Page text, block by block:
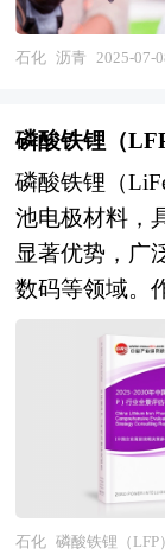
防水、防腐、
道路的使用寿
段，到2035年
段，到本世纪
丽的社会主义
个五年规划，
会发展的新征
一个五年规划
点。本次十九
建议单独的提
2035年远景
五”规划不仅
擘画未来15年
规划是国家对
石化 沥青 2025-07-
磷酸铁锂（
磷酸铁锂（
池电极材料，
显著优势，广
数码等领域。
正称得上安全
能源汽车产业
铁锂行业迎来
铁锂行业正处
湖南裕能、德
额。随着技术
石化 磷酸铁锂（LFP）